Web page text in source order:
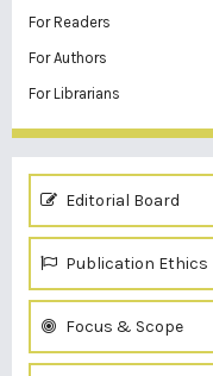
For Readers
For Authors
For Librarians
Editorial Board
Publication Ethics
Focus & Scope